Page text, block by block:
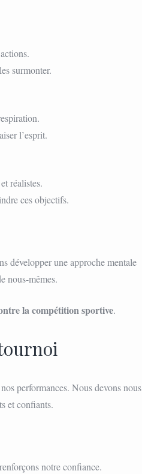
surmonter.
l’esprit.
réalistes.
ces objectifs.
développer une approche mentale
nous-mêmes.
la compétition sportive.
performances. Nous devons nous
et confiants.
notre confiance.